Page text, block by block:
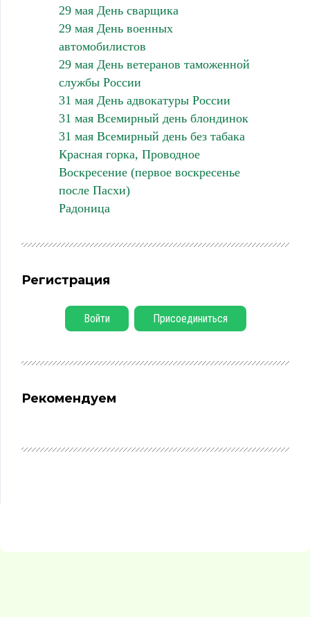
29 мая День сварщика
29 мая День военных
автомобилистов
29 мая День ветеранов таможенной
службы России
31 мая День адвокатуры России
31 мая Всемирный день блондинок
31 мая Всемирный день без табака
Красная горка, Проводное
Воскресение (первое воскресенье
после Пасхи)
Радоница
Регистрация
Войти Присоединиться
Рекомендуем